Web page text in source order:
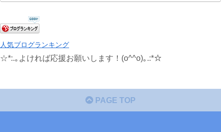
人気ブログランキング
☆*:.｡よければ応援お願いします！(o^^o)｡.:*☆
PAGE TOP